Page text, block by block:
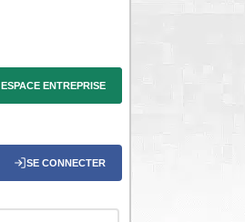
ESPACE ENTREPRISE
SE CONNECTER